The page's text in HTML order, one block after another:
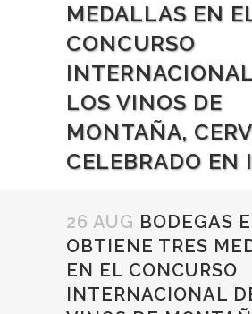
MEDALLAS EN
CONCURSO
LOS VINOS DE
MONTAÑA,
CELEBRADO EN
26 AUG BODEGAS
OBTIENE TRES
EN EL CONCURSO
INTERNACIONAL